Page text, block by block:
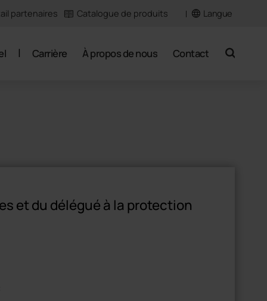
partenaires Catalogue de produits Langue
Carrière À propos de nous Contact search
et du délégué à la protection